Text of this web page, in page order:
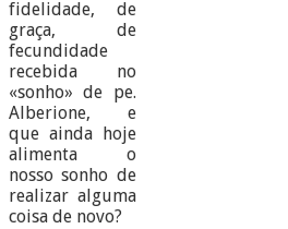
fidelidade, de
graça, de
fecundidade
recebida no
«sonho» de pe.
Alberione, e
que ainda hoje
alimenta o
nosso sonho de
realizar alguma
coisa de novo?